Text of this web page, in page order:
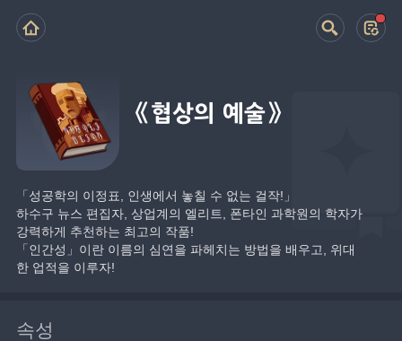
《협상의 예술》
「성공학의 이정표, 인생에서 놓칠 수 없는 걸작!」
하수구 뉴스 편집자, 상업계의 엘리트, 폰타인 과학원의 학자가
강력하게 추천하는 최고의 작품!
「인간성」이란 이름의 심연을 파헤치는 방법을 배우고, 위대
한 업적을 이루자!
속성